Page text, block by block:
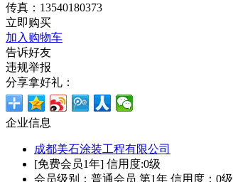
传真：13540180373
立即购买
加入购物车
告诉好友
违规举报
分享拿好礼：
企业信息
成都美石涂装工程有限公司
[免费会员1年] 信用度:0级
会员级别：普通会员 第1年 信用度：0级